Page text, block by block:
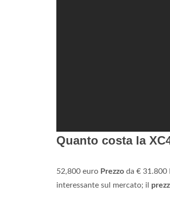
Quanto costa la
52,800 euro Prezzo da € 31.800
interessante sul mercato; il